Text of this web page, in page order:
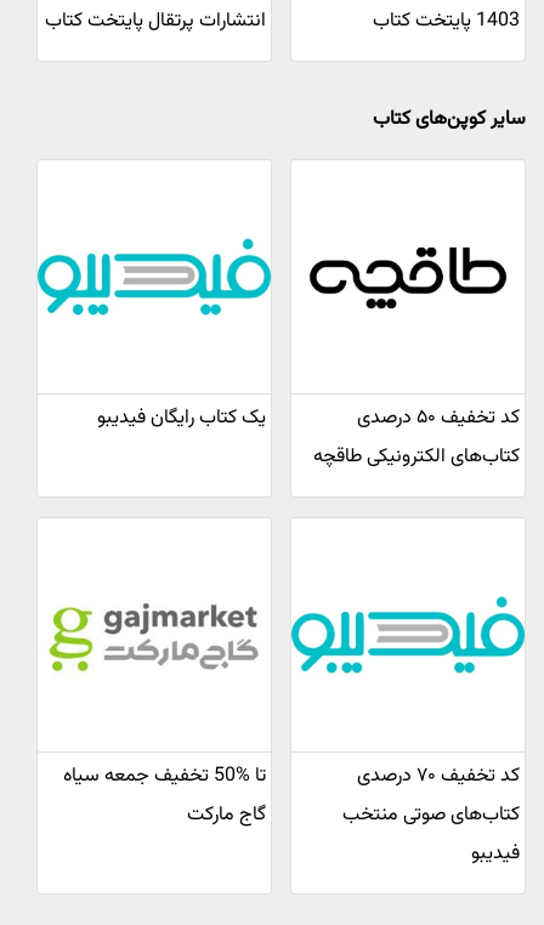
1403 پایتخت کتاب
انتشارات پرتقال پایتخت کتاب
سایر کوپن‌های کتاب
کد تخفیف ۵۰ درصدی
کتاب‌های الکترونیکی طاقچه
یک کتاب رایگان فیدیبو
کد تخفیف ۷۰ درصدی
کتاب‌های صوتی منتخب
فیدیبو
تا %50 تخفیف جمعه سیاه
گاج مارکت